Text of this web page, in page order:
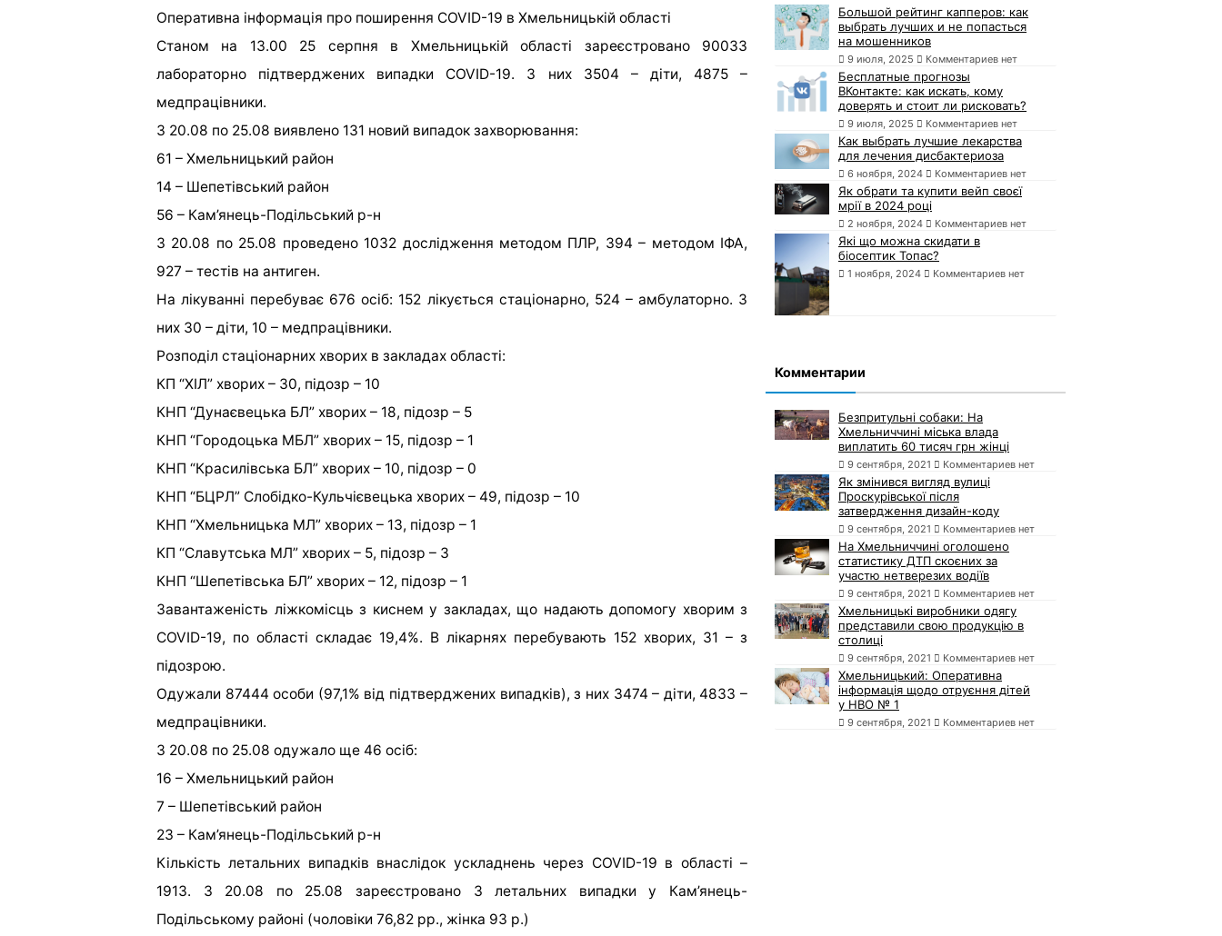
Оперативна інформація про поширення COVID-19 в Хмельницькій області
Станом на 13.00 25 серпня в Хмельницькій області зареєстровано 90033
лабораторно підтверджених випадки COVID-19. З них 3504 – діти, 4875 –
медпрацівники.
З 20.08 по 25.08 виявлено 131 новий випадок захворювання:
61 – Хмельницький район
14 – Шепетівський район
56 – Кам’янець-Подільський р-н
З 20.08 по 25.08 проведено 1032 дослідження методом ПЛР, 394 – методом ІФА,
927 – тестів на антиген.
На лікуванні перебуває 676 осіб: 152 лікується стаціонарно, 524 – амбулаторно. З
них 30 – діти, 10 – медпрацівники.
Розподіл стаціонарних хворих в закладах області:
КП “ХІЛ” хворих – 30, підозр – 10
КНП “Дунаєвецька БЛ” хворих – 18, підозр – 5
КНП “Городоцька МБЛ” хворих – 15, підозр – 1
КНП “Красилівська БЛ” хворих – 10, підозр – 0
КНП “БЦРЛ” Слобідко-Кульчієвецька хворих – 49, підозр – 10
КНП “Хмельницька МЛ” хворих – 13, підозр – 1
КП “Славутська МЛ” хворих – 5, підозр – 3
КНП “Шепетівська БЛ” хворих – 12, підозр – 1
Завантаженість ліжкомісць з киснем у закладах, що надають допомогу хворим з
COVID-19, по області складає 19,4%. В лікарнях перебувають 152 хворих, 31 – з
підозрою.
Одужали 87444 особи (97,1% від підтверджених випадків), з них 3474 – діти, 4833 –
медпрацівники.
З 20.08 по 25.08 одужало ще 46 осіб:
16 – Хмельницький район
7 – Шепетівський район
23 – Кам’янець-Подільський р-н
Кількість летальних випадків внаслідок ускладнень через COVID-19 в області –
1913. З 20.08 по 25.08 зареєстровано 3 летальних випадки у Кам’янець-
Подільському районі (чоловіки 76,82 рр., жінка 93 р.)
Большой рейтинг капперов: как
выбрать лучших и не попасться
на мошенников
9 июля, 2025 Комментариев нет
Бесплатные прогнозы
ВКонтакте: как искать, кому
доверять и стоит ли рисковать?
9 июля, 2025 Комментариев нет
Как выбрать лучшие лекарства
для лечения дисбактериоза
6 ноября, 2024 Комментариев нет
Як обрати та купити вейп своєї
мрії в 2024 році
2 ноября, 2024 Комментариев нет
Які що можна скидати в
біосептик Топас?
1 ноября, 2024 Комментариев нет
Комментарии
Безпритульні собаки: На
Хмельниччині міська влада
виплатить 60 тисяч грн жінці
9 сентября, 2021 Комментариев нет
Як змінився вигляд вулиці
Проскурівської після
затвердження дизайн-коду
9 сентября, 2021 Комментариев нет
На Хмельниччині оголошено
статистику ДТП скоєних за
участю нетверезих водіїв
9 сентября, 2021 Комментариев нет
Хмельницькі виробники одягу
представили свою продукцію в
столиці
9 сентября, 2021 Комментариев нет
Хмельницький: Оперативна
інформація щодо отруєння дітей
у НВО № 1
9 сентября, 2021 Комментариев нет